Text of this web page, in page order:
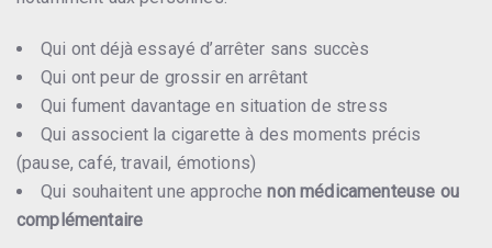
Qui ont déjà essayé d’arrêter sans succès
Qui ont peur de grossir en arrêtant
Qui fument davantage en situation de stress
Qui associent la cigarette à des moments précis
(pause, café, travail, émotions)
Qui souhaitent une approchenon médicamenteuse ou
complémentaire